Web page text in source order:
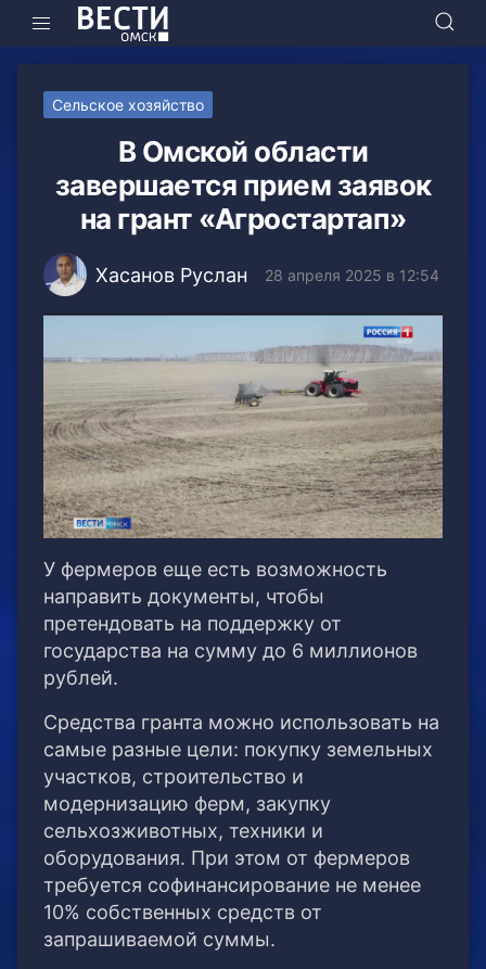
Сельское хозяйство
В Омской области
завершается прием заявок
на грант «Агростартап»
Хасанов Руслан 28 апреля 2025 в 12:54
У фермеров еще есть возможность
направить документы, чтобы
претендовать на поддержку от
государства на сумму до 6 миллионов
рублей.
Средства гранта можно использовать на
самые разные цели: покупку земельных
участков, строительство и
модернизацию ферм, закупку
сельхозживотных, техники и
оборудования. При этом от фермеров
требуется софинансирование не менее
10% собственных средств от
запрашиваемой суммы.